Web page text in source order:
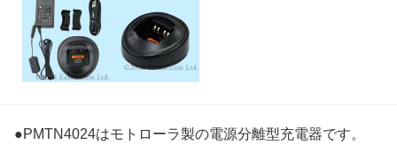
●PMTN4024はモトローラ製の電源分離型充電器です。